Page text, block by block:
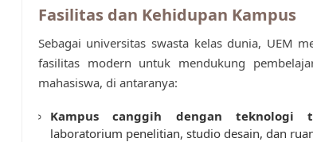
Fasilitas dan Kehidupan Kampus
Sebagai universitas swasta kelas dunia, UEM
fasilitas modern untuk mendukung
mahasiswa, di antaranya:
Kampus canggih dengan teknologi
laboratorium penelitian, studio desain, dan